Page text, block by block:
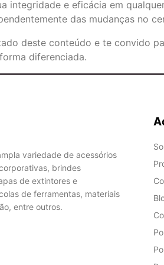
integridade e eficácia em
das mudanças no
deste conteúdo e te convido
diferenciada.
variedade de acessórios
brindes
de extintores e
de ferramentas, materiais
entre outros.